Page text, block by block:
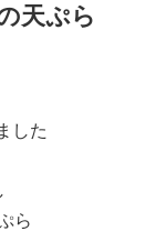
天ぷら
した
ら